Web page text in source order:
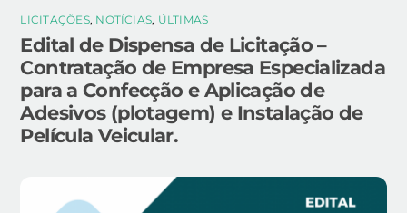
LICITAÇÕES, NOTÍCIAS, ÚLTIMAS
Edital de Dispensa de Licitação –
Contratação de Empresa Especializada
para a Confecção e Aplicação de
Adesivos (plotagem) e Instalação de
Película Veicular.